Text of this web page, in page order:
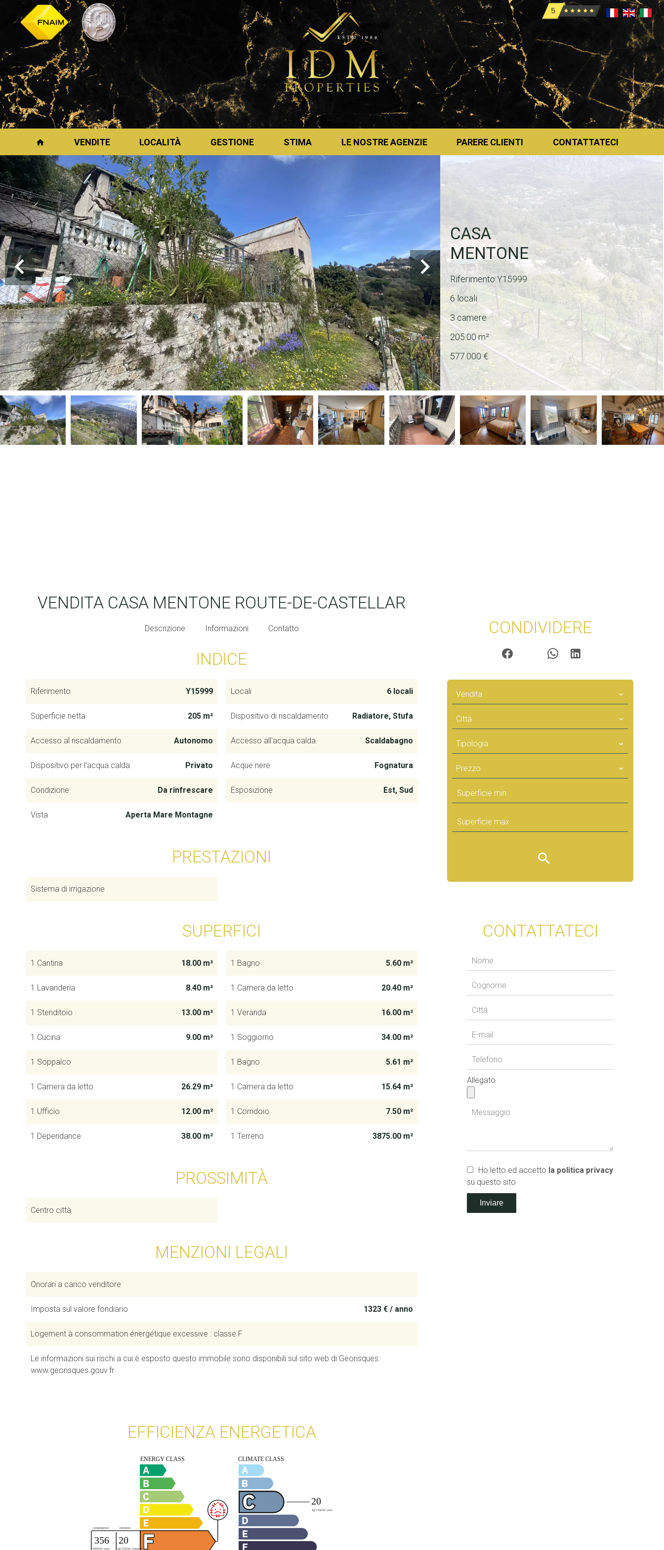
VENDITE LOCALITÀ GESTIONE STIMA LE NOSTRE AGENZIE PARERE CLIENTI CONTATTATECI
CASA
MENTONE
RiferimentoY15999
6 locali
3 camere
205.00m²
577.000 €
VENDITA CASA MENTONE ROUTE-DE-CASTELLAR
Descrizione Informazioni Contatto
INDICE
Riferimento Y15999 Locali 6 locali
Superficie netta 205 m² Dispositivo di riscaldamento Radiatore, Stufa
Accesso al riscaldamento Autonomo Accesso all'acqua calda Scaldabagno
Dispositivo per l'acqua calda Privato Acque nere Fognatura
Condizione Da rinfrescare Esposizione Est, Sud
Vista Aperta Mare Montagne
PRESTAZIONI
Sistema di irrigazione
SUPERFICI
1 Cantina 18.00 m² 1 Bagno 5.60 m²
1 Lavanderia 8.40 m² 1 Camera da letto 20.40 m²
1 Stenditoio 13.00 m² 1 Veranda 16.00 m²
1 Cucina 9.00 m² 1 Soggiorno 34.00 m²
1 Soppalco 1 Bagno 5.61 m²
1 Camera da letto 26.29 m² 1 Camera da letto 15.64 m²
1 Ufficio 12.00 m² 1 Corridoio 7.50 m²
1 Dependance 38.00 m² 1 Terreno 3875.00 m²
PROSSIMITÀ
Centro città
MENZIONI LEGALI
Onorari a carico venditore
Imposta sul valore fondiario 1323 € / anno
Logement à consommation énergétique excessive : classe F
Le informazioni sui rischi a cui è esposto questo immobile sono disponibili sul sito web di Georisques:
www.georisques.gouv.fr
EFFICIENZA ENERGETICA
CONDIVIDERE
Vendita
Città
Tipologia
Prezzo
CONTATTATECI
Allegato
Ho letto ed accetto la politica privacy
su questo sito
Inviare